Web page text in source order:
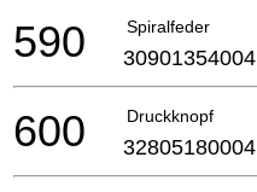
Spiralfeder
590 30901354004
Druckknopf
600 32805180004